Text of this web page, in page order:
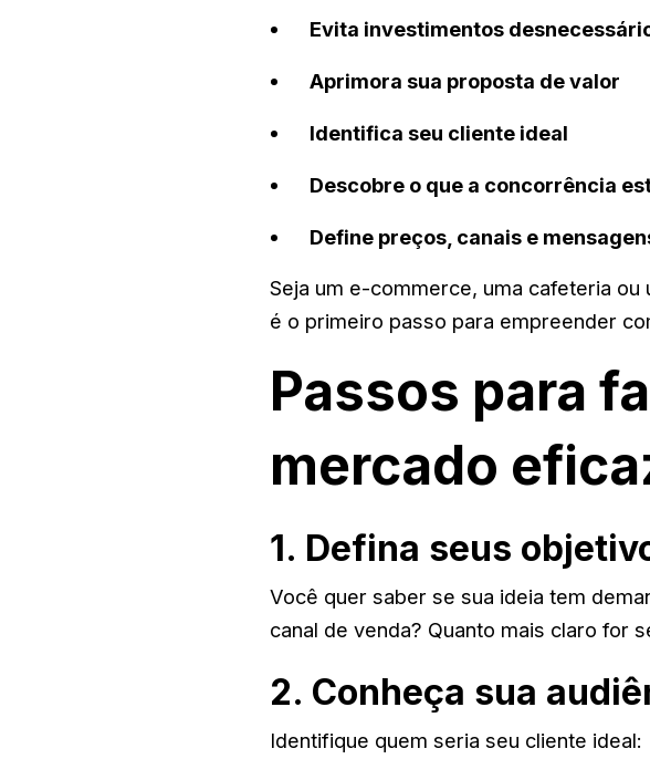
Evita investimentos
Aprimora sua proposta de valor
Identifica seu cliente ideal
Descobre o que a concorrência
Define preços, canais e
Seja um e-commerce, uma cafeteria
é o primeiro passo para empreender
Passos para
mercado
1. Defina seus
Você quer saber se sua ideia tem
canal de venda? Quanto mais claro for
2. Conheça sua
Identifique quem seria seu cliente ideal: